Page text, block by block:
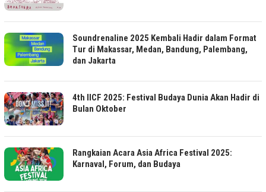
Soundrenaline 2025 Kembali Hadir dalam Format
Tur di Makassar, Medan, Bandung, Palembang,
dan Jakarta
4th IICF 2025: Festival Budaya Dunia Akan Hadir di
Bulan Oktober
Rangkaian Acara Asia Africa Festival 2025:
Karnaval, Forum, dan Budaya